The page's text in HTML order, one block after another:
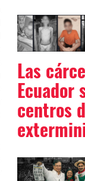
Las
Ecuador
centros